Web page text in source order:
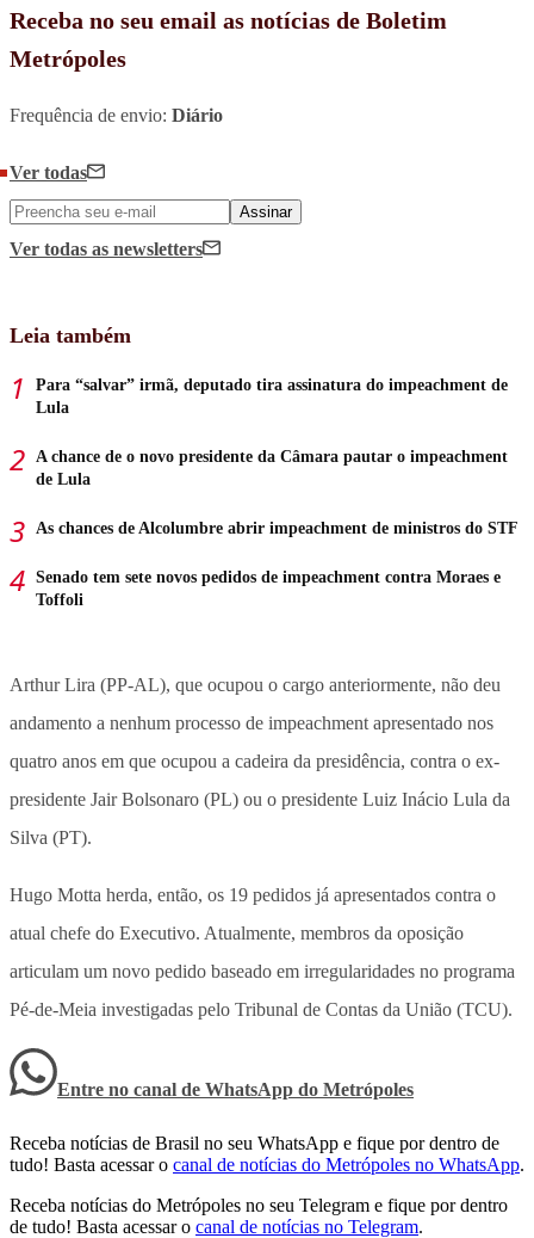
Receba no seu email as notícias de Boletim
Metrópoles
Frequência de envio: Diário
Ver todas
Assinar
Ver todas as newsletters
Leia também
Para “salvar” irmã, deputado tira assinatura do impeachment de
Lula
A chance de o novo presidente da Câmara pautar o impeachment
de Lula
As chances de Alcolumbre abrir impeachment de ministros do STF
Senado tem sete novos pedidos de impeachment contra Moraes e
Toffoli
Arthur Lira (PP-AL), que ocupou o cargo anteriormente, não deu
andamento a nenhum processo de impeachment apresentado nos
quatro anos em que ocupou a cadeira da presidência, contra o ex-
presidente Jair Bolsonaro (PL) ou o presidente Luiz Inácio Lula da
Silva (PT).
Hugo Motta herda, então, os 19 pedidos já apresentados contra o
atual chefe do Executivo. Atualmente, membros da oposição
articulam um novo pedido baseado em irregularidades no programa
Pé-de-Meia investigadas pelo Tribunal de Contas da União (TCU).
Entre no canal de WhatsApp do Metrópoles
Receba notícias de Brasil no seu WhatsApp e fique por dentro de
tudo! Basta acessar o canal de notícias do Metrópoles no WhatsApp.
Receba notícias do Metrópoles no seu Telegram e fique por dentro
de tudo! Basta acessar o canal de notícias no Telegram.